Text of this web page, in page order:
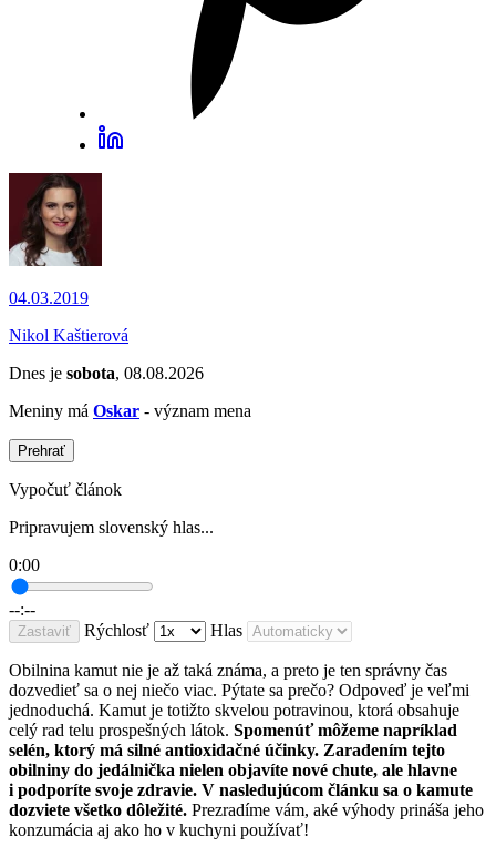
04.03.2019
Nikol Kaštierová
Dnes je sobota, 08.08.2026
Meniny má Oskar - význam mena
Prehrať
Vypočuť článok
Pripravujem slovenský hlas...
0:00
--:--
Zastaviť Rýchlosť Hlas
Obilnina kamut nie je až taká známa, a preto je ten správny čas
dozvedieť sa o nej niečo viac. Pýtate sa prečo? Odpoveď je veľmi
jednoduchá. Kamut je totižto skvelou potravinou, ktorá obsahuje
celý rad telu prospešných látok. Spomenúť môžeme napríklad
selén, ktorý má silné antioxidačné účinky. Zaradením tejto
obilniny do jedálnička nielen objavíte nové chute, ale hlavne
i podporíte svoje zdravie. V nasledujúcom článku sa o kamute
dozviete všetko dôležité. Prezradíme vám, aké výhody prináša jeho
konzumácia aj ako ho v kuchyni používať!